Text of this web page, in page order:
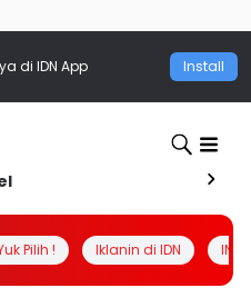
di IDN App Install
Pilih ! Iklanin di IDN